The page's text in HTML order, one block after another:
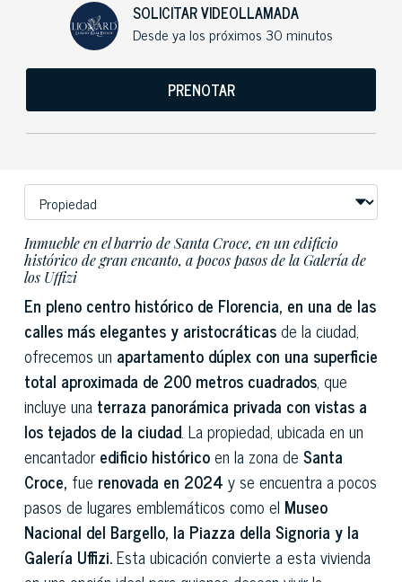
SOLICITAR VIDEOLLAMADA
Desde ya los próximos 30 minutos
PRENOTAR
Inmueble en el barrio de Santa Croce, en un edificio
histórico de gran encanto, a pocos pasos de la Galería de
los Uffizi
En pleno centro histórico de Florencia, en una de las
calles más elegantes y aristocráticasde la ciudad,
ofrecemos un apartamento dúplex con una superficie
total aproximada de 200 metros cuadrados, que
incluye una terraza panorámica privada con vistas a
los tejados de la ciudad. La propiedad, ubicada en un
encantadoredificio históricoen la zona de Santa
Croce, fue renovada en 2024 y se encuentra a pocos
pasos de lugares emblemáticos como el Museo
Nacional del Bargello, la Piazza della Signoria y la
Galería Uffizi.Esta ubicación convierte a esta vivienda